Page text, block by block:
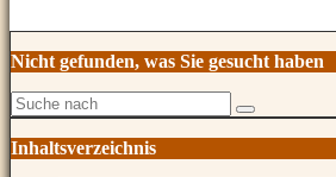
Nicht gefunden, was Sie gesucht haben
Inhaltsverzeichnis